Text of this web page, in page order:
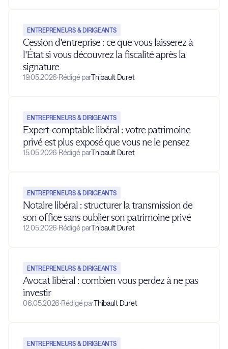
ENTREPRENEURS & DIRIGEANTS
Cession d'entreprise : ce que vous laisserez à
l'État si vous découvrez la fiscalité après la
signature
19.05.2026·Rédigé parThibault Duret
ENTREPRENEURS & DIRIGEANTS
Expert-comptable libéral : votre patrimoine
privé est plus exposé que vous ne le pensez
15.05.2026·Rédigé parThibault Duret
ENTREPRENEURS & DIRIGEANTS
Notaire libéral : structurer la transmission de
son office sans oublier son patrimoine privé
12.05.2026·Rédigé parThibault Duret
ENTREPRENEURS & DIRIGEANTS
Avocat libéral : combien vous perdez à ne pas
investir
06.05.2026·Rédigé parThibault Duret
ENTREPRENEURS & DIRIGEANTS